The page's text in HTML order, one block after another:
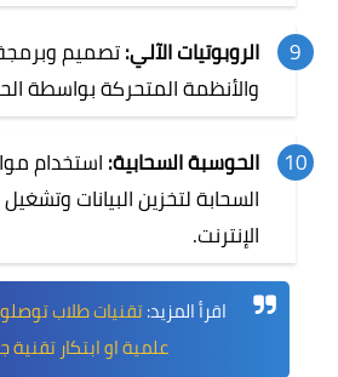
الروبوتيات الآلي:تصميم
والأنظمة المتحركة بواسطة
الحوسبة السحابية:استخدام
السحابة لتخزين البيانات
الإنترنت.
اقرأ المزيد:تقنيات طلاب
علمية او ابتكار تقنية